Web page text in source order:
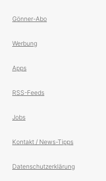
Gönner-Abo
Werbung
Apps
RSS-Feeds
Jobs
Kontakt / News-Tipps
Datenschutzerklärung